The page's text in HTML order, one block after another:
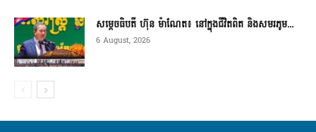
សម្តេចធិបតី ហ៊ុន ម៉ាណែត៖ នៅក្នុងជីវិតពិត និងសមរភូម...
6 August, 2026